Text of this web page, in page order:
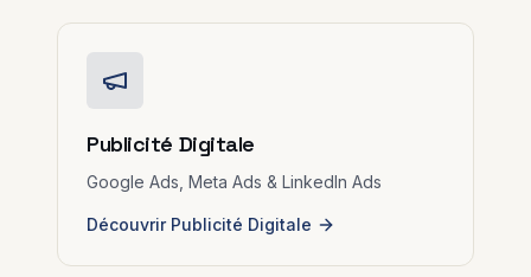
Publicité Digitale
Google Ads, Meta Ads & LinkedIn Ads
Découvrir Publicité Digitale